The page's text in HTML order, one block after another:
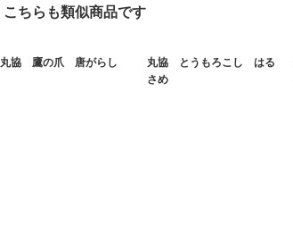
こちらも類似商品です
丸協 鷹の爪 唐がらし
丸協 とうもろこし はる
さめ